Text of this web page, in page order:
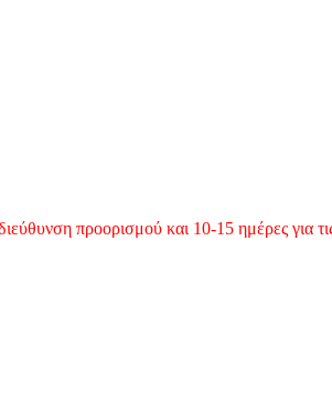
προορισμού και 10-15 ημέρες για